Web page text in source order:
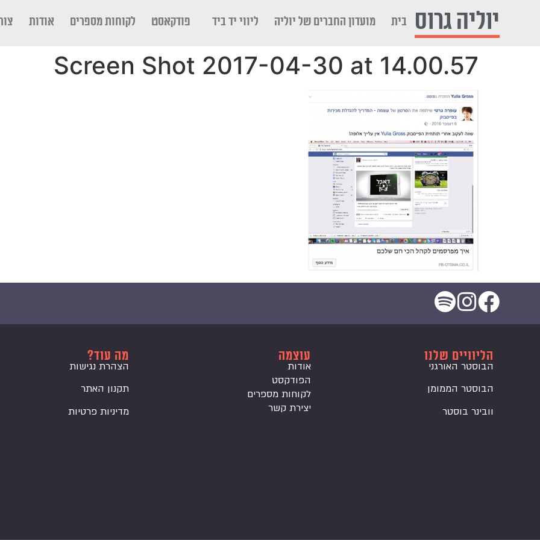
יוליה גרוס בית מועדון החברים של יוליה ליווי יד ביד פודקאסט לקוחות מספרים אודות
Screen Shot 2017-04-30 at 14.00.57
הליוויים שלנו
הבוסטר האורגני
הבוסטר הממומן
וובינר בוסטר
עוצמה
אודות
הפודקסט
לקוחות מספרים
יצירת קשר
מה עוד?
הצהרת נגישות
תקנון האתר
מדיניות פרטיות